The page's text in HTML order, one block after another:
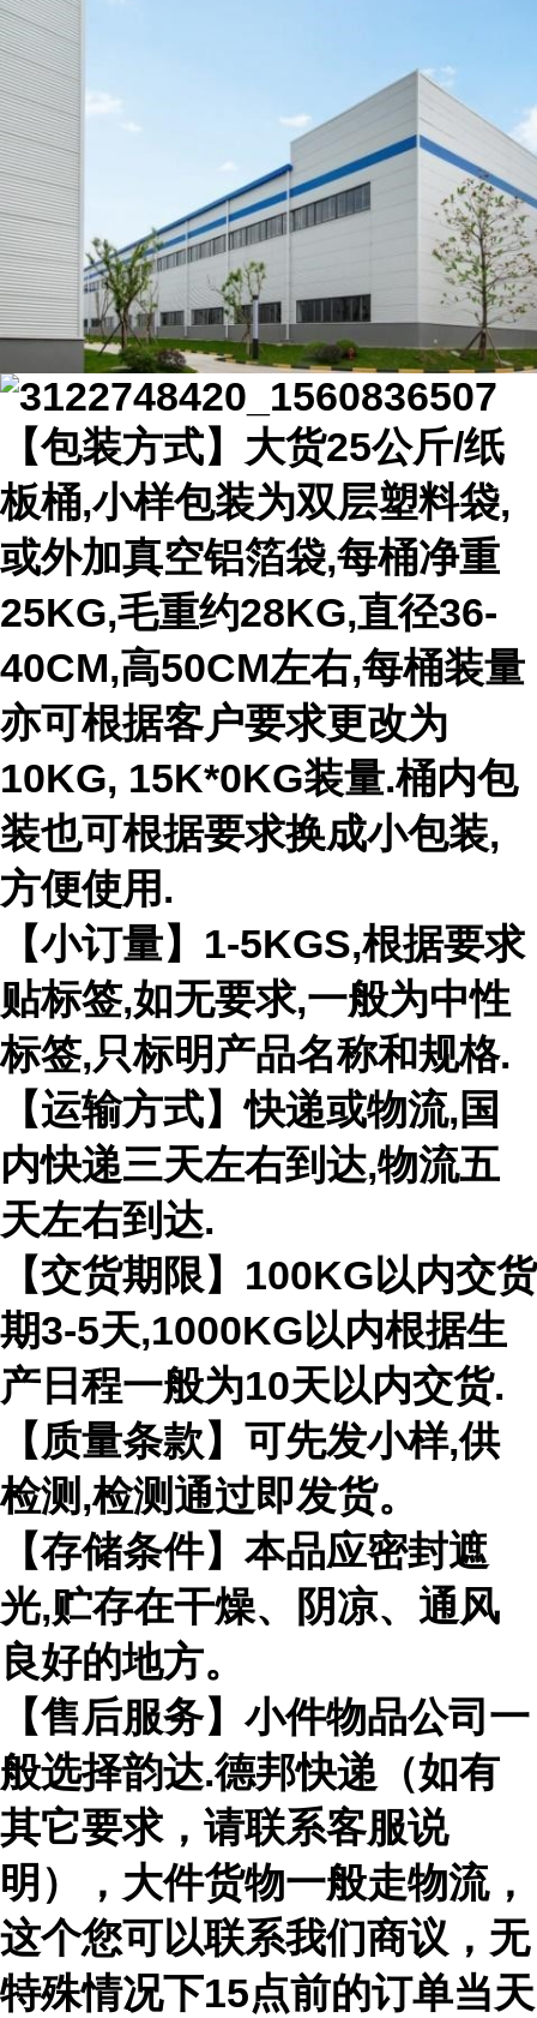
【包装方式】大货25公斤/纸
板桶,小样包装为双层塑料袋,
或外加真空铝箔袋,每桶净重
25KG,毛重约28KG,直径36-
40CM,高50CM左右,每桶装量
亦可根据客户要求更改为
10KG, 15K*0KG装量.桶内包
装也可根据要求换成小包装,
方便使用.
【小订量】1-5KGS,根据要求
贴标签,如无要求,一般为中性
标签,只标明产品名称和规格.
【运输方式】快递或物流,国
内快递三天左右到达,物流五
天左右到达.
【交货期限】100KG以内交货
期3-5天,1000KG以内根据生
产日程一般为10天以内交货.
【质量条款】可先发小样,供
检测,检测通过即发货。
【存储条件】本品应密封遮
光,贮存在干燥、阴凉、通风
良好的地方。
【售后服务】小件物品公司一
般选择韵达.德邦快递（如有
其它要求，请联系客服说
明），大件货物一般走物流，
这个您可以联系我们商议，无
特殊情况下15点前的订单当天